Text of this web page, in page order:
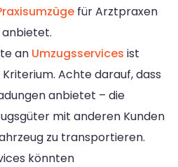
für Arztpraxen
anbietet.
an Umzugsservices ist
Achte darauf, dass
anbietet – die
mit anderen Kunden
zu transportieren.
könnten